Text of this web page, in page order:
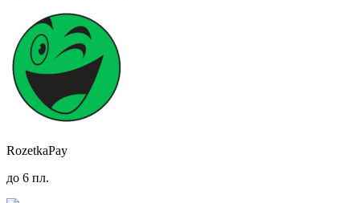
RozetkaPay
до 6 пл.